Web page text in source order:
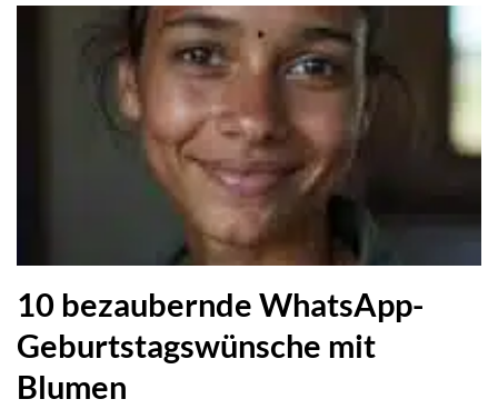
10 bezaubernde WhatsApp-
Geburtstagswünsche mit
Blumen